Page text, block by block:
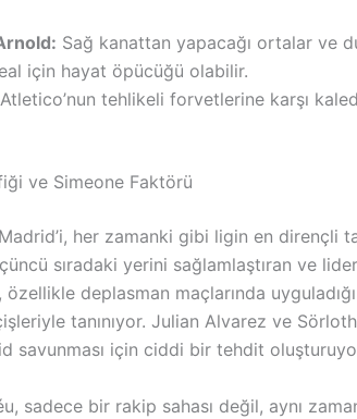
Sağ kanattan yapacağı ortalar ve
için hayat öpücüğü olabilir.
Atletico’nun tehlikeli forvetlerine karşı
ve Simeone Faktörü
her zamanki gibi ligin en dirençli
sıradaki yerini sağlamlaştıran ve
deplasman maçlarında uyguladığı
tanınıyor. Julian Alvarez ve
savunması için ciddi bir tehdit
sadece bir rakip sahası değil, aynı